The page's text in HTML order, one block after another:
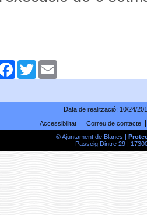
FacebookTwitter
Data de realització: 10/24/
Accessibilitat
Correu de contacte
© Ajuntament de Blanes |
Passeig Dintre 29 |